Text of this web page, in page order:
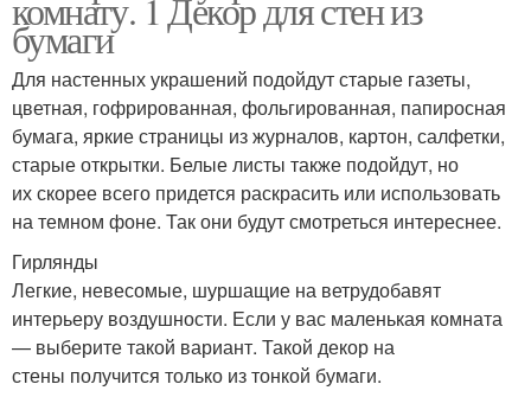
бумаги
Для настенных украшений подойдут старые газеты,
цветная, гофрированная, фольгированная, папиросная
бумага, яркие страницы из журналов, картон, салфетки,
старые открытки. Белые листы также подойдут, но
их скорее всего придется раскрасить или использовать
на темном фоне. Так они будут смотреться интереснее.
Гирлянды
Легкие, невесомые, шуршащие на ветрудобавят
интерьеру воздушности. Если у вас маленькая комната
— выберите такой вариант. Такой декор на
стены получится только из тонкой бумаги.